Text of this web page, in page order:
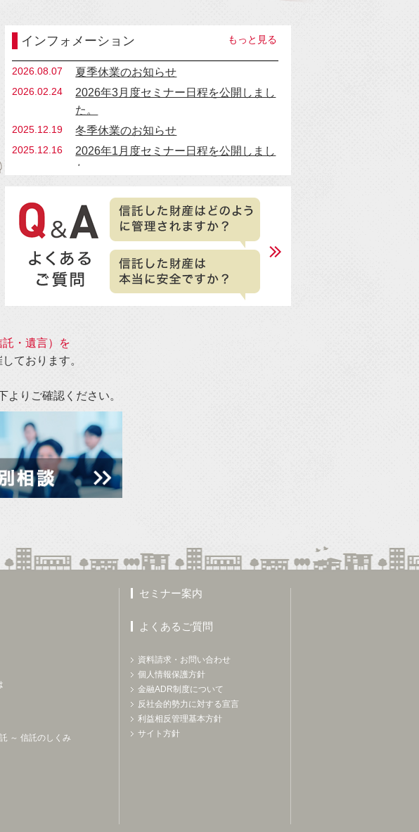
インフォメーション もっと見る
2026.08.07 夏季休業のお知らせ
2026.02.24
2026年3月度セミナー日程を公開しまし
た。
2025.12.19 冬季休業のお知らせ
2025.12.16
2026年1月度セミナー日程を公開しまし
た。
2025.10.31
2025年11月度セミナー日程を公開しま
した。
2025.10.01 「個人情報保護方針」を改訂しました。
2025年9月度セミナー日程を公開しまし
た。
2025.08.01 夏季休業のお知らせ
2025.06.20
2025年7月度セミナー日程を公開しまし
2025.05.21
・遺言）を
ております。
よりご確認ください。
～ 信託のしくみ
セミナー案内
よくあるご質問
資料請求・お問い合わせ
個人情報保護方針
金融ADR制度について
反社会的勢力に対する宣言
利益相反管理基本方針
サイト方針